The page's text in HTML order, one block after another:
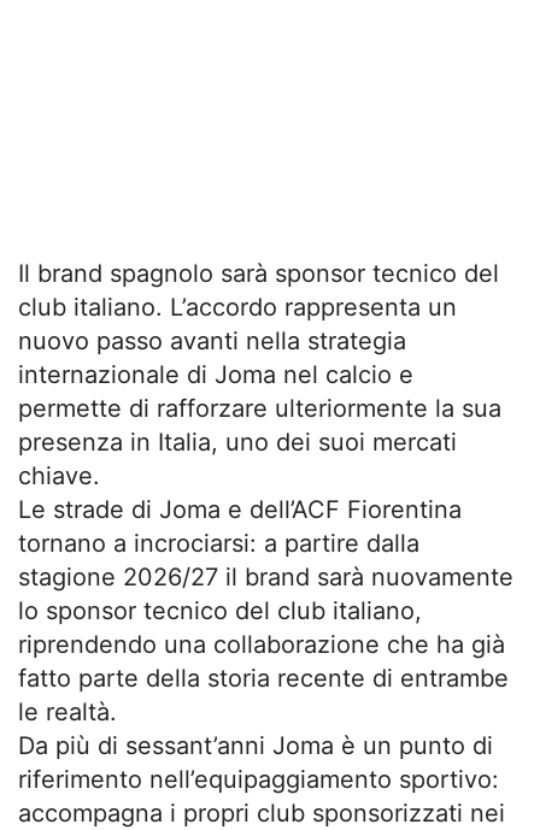
Il brand spagnolo sarà sponsor tecnico del
club italiano. L’accordo rappresenta un
nuovo passo avanti nella strategia
internazionale di Joma nel calcio e
permette di rafforzare ulteriormente la sua
presenza in Italia, uno dei suoi mercati
chiave.
Le strade di Joma e dell’ACF Fiorentina
tornano a incrociarsi: a partire dalla
stagione 2026/27 il brand sarà nuovamente
lo sponsor tecnico del club italiano,
riprendendo una collaborazione che ha già
fatto parte della storia recente di entrambe
le realtà.
Da più di sessant’anni Joma è un punto di
riferimento nell’equipaggiamento sportivo:
accompagna i propri club sponsorizzati nei